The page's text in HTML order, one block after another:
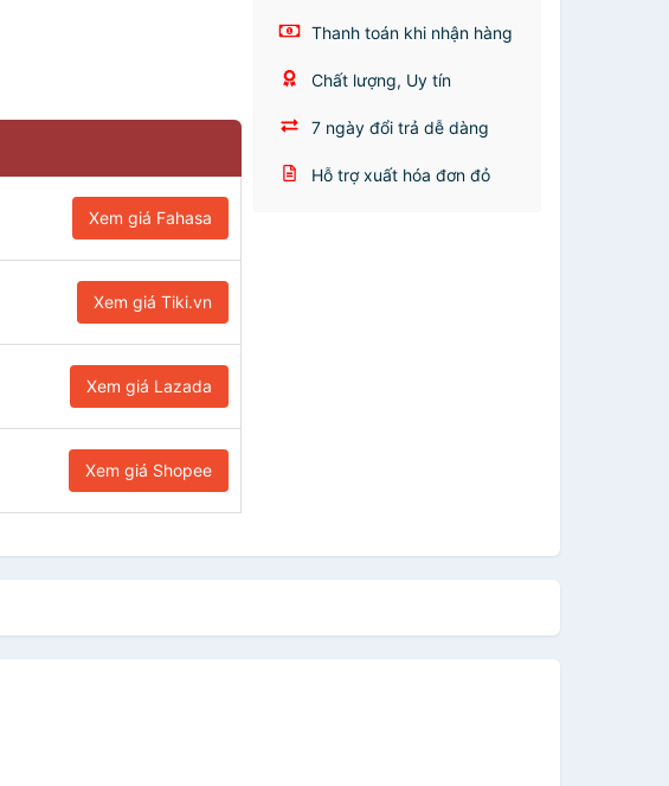
Xem giá Fahasa
Xem giá Tiki.vn
Xem giá Lazada
Xem giá Shopee
Thanh toán khi nhận hàng
Chất lượng, Uy tín
7 ngày đổi trả dễ dàng
Hỗ trợ xuất hóa đơn đỏ